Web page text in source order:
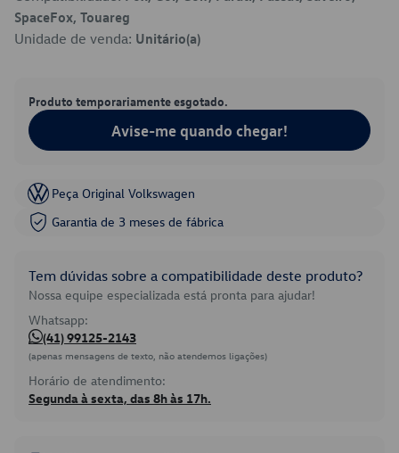
SpaceFox, Touareg
Unidade de venda: Unitário(a)
Produto temporariamente esgotado.
Avise-me quando chegar!
Peça Original Volkswagen
Garantia de 3 meses de fábrica
Tem dúvidas sobre a compatibilidade deste produto?
Nossa equipe especializada está pronta para ajudar!
Whatsapp:
(41) 99125-2143
(apenas mensagens de texto, não atendemos ligações)
Horário de atendimento:
Segunda à sexta, das 8h às 17h.